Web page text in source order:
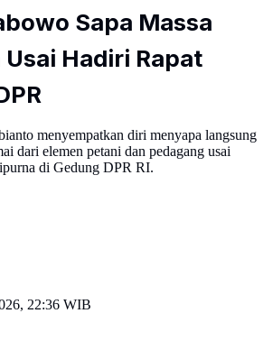
Sapa Massa
Usai Hadiri Rapat
menyempatkan diri menyapa langsung
dari elemen petani dan pedagang usai
di Gedung DPR RI.
22:36 WIB